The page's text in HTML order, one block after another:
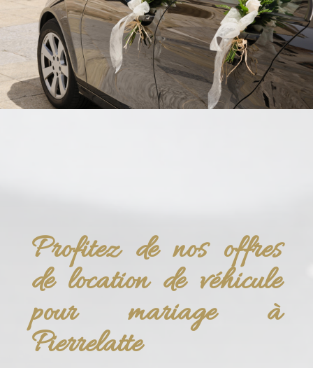
Profitez de nos offres
de location de véhicule
pour mariage à
Pierrelatte